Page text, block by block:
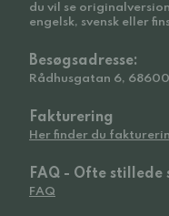
du vil se
engelsk, svensk eller
Besøgsadresse:
Rådhusgatan 6,
Fakturering
Her finder du
FAQ - Ofte stillede
FAQ